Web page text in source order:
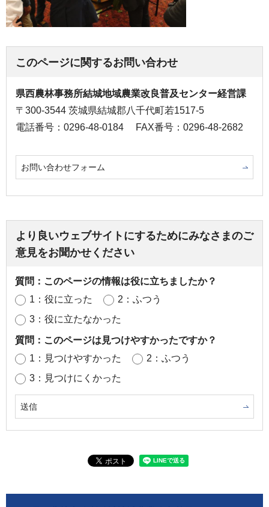
このページに関するお問い合わせ
県西農林事務所結城地域農業改良普及センター経営課
〒300-3544 茨城県結城郡八千代町若1517-5
電話番号：0296-48-0184
FAX番号：0296-48-2682
お問い合わせフォーム
より良いウェブサイトにするためにみなさまのご
意見をお聞かせください
質問：このページの情報は役に立ちましたか？
1：役に立った
2：ふつう
3：役に立たなかった
質問：このページは見つけやすかったですか？
1：見つけやすかった
2：ふつう
3：見つけにくかった